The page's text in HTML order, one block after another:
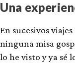
Una
En sucesivos
ninguna misa
lo he visto y ya sé